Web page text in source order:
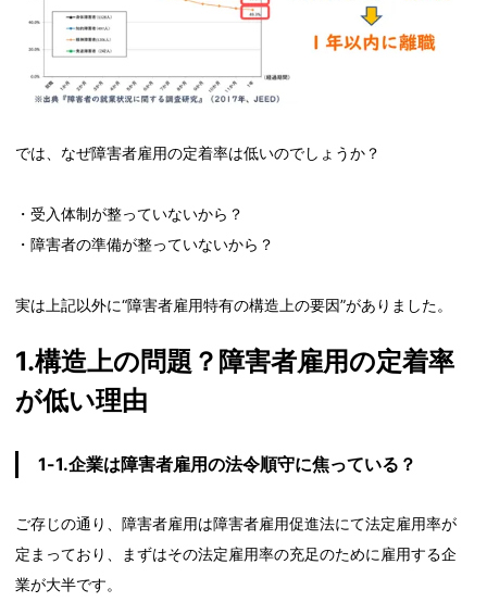
では、なぜ障害者雇用の定着率は低いのでしょうか？
・受入体制が整っていないから？
・障害者の準備が整っていないから？
実は上記以外に“障害者雇用特有の構造上の要因”がありました。
1.構造上の問題？障害者雇用の定着率
が低い理由
1-1.企業は障害者雇用の法令順守に焦っている？
ご存じの通り、障害者雇用は障害者雇用促進法にて法定雇用率が
定まっており、まずはその法定雇用率の充足のために雇用する企
業が大半です。